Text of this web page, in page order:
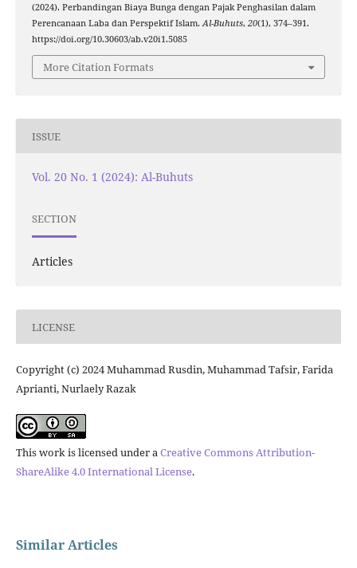
(2024). Perbandingan Biaya Bunga dengan Pajak Penghasilan dalam
Perencanaan Laba dan Perspektif Islam. Al-Buhuts, 20(1), 374–391.
https://doi.org/10.30603/ab.v20i1.5085
More Citation Formats
ISSUE
Vol. 20 No. 1 (2024): Al-Buhuts
SECTION
Articles
LICENSE
Copyright (c) 2024 Muhammad Rusdin, Muhammad Tafsir, Farida
Aprianti, Nurlaely Razak
This work is licensed under aCreative Commons Attribution-
ShareAlike 4.0 International License.
Similar Articles